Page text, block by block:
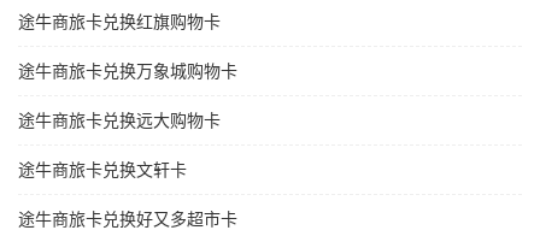
途牛商旅卡兑换红旗购物卡
途牛商旅卡兑换万象城购物卡
途牛商旅卡兑换远大购物卡
途牛商旅卡兑换文轩卡
途牛商旅卡兑换好又多超市卡